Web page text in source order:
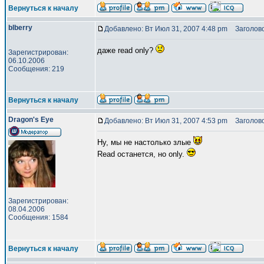
Вернуться к началу
blberry
Зарегистрирован:
06.10.2006
Сообщения: 219
Добавлено: Вт Июл 31, 2007 4:48 pm
даже read only?
Вернуться к началу
Dragon's Eye
Зарегистрирован:
08.04.2006
Сообщения: 1584
Добавлено: Вт Июл 31, 2007 4:53 pm
Ну, мы не настолько злые
Read останется, но only.
Вернуться к началу